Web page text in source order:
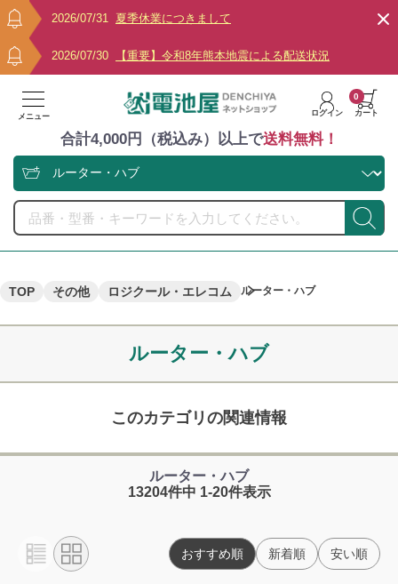
2026/07/31 夏季休業につきまして
2026/07/30 【重要】令和8年熊本地震による配送状況
メニュー ログイン カート
0
合計4,000円（税込み）以上で送料無料！
TOP その他 ロジクール・エレコム ルーター・ハブ
ルーター・ハブ
このカテゴリの関連情報
ルーター・ハブ
13204件中 1-20件表示
おすすめ順 新着順 安い順